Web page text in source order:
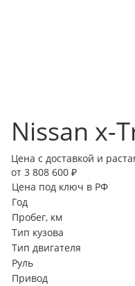
Nissan x-
Цена с доставкой и
от 3 808 600 ₽
Цена под ключ в РФ
Год
Пробег, км
Тип кузова
Тип двигателя
Руль
Привод